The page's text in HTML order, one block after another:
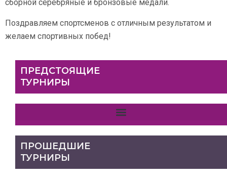
сборной серебряные и бронзовые медали.
Поздравляем спортсменов с отличным результатом и
желаем спортивных побед!
ПРЕДСТОЯЩИЕ
ТУРНИРЫ
ПРОШЕДШИЕ
ТУРНИРЫ